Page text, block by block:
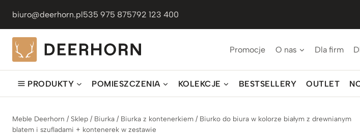
treści
biuro@deerhorn.pl535 975 875792 123 400
Promocje O nas Dla firm
PRODUKTY POMIESZCZENIA KOLEKCJE BESTSELLERY OUTLET
Meble Deerhorn / Sklep / Biurka / Biurka z kontenerkiem / Biurko do biura w kolorze białym z drewnianym
blatem i szufladami + kontenerek w zestawie